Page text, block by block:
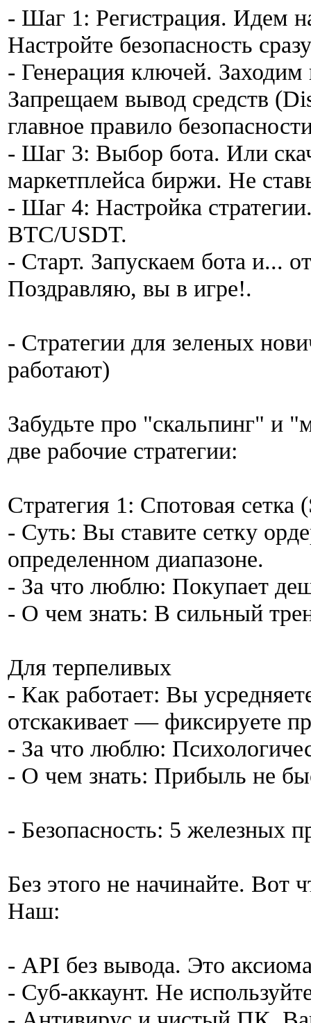
- Шаг 1: Регистрация. Идем
Настройте безопасность
- Генерация ключей.
Запрещаем вывод средств
главное правило
- Шаг 3: Выбор бота. Или
маркетплейса биржи. Не
- Шаг 4: Настройка
BTC/USDT.
- Старт. Запускаем бота и...
Поздравляю, вы в игре!.
- Стратегии для зеленых
работают)
Забудьте про "скальпинг" и
две рабочие стратегии:
Стратегия 1: Спотовая сетка
- Суть: Вы ставите сетку
определенном диапазоне.
- За что люблю: Покупает
- О чем знать: В сильный
Для терпеливых
- Как работает: Вы
отскакивает — фиксируете
- За что люблю:
- О чем знать: Прибыль не
- Безопасность: 5 железных
Без этого не начинайте. Вот
Наш:
- API без вывода. Это
- Суб-аккаунт. Не